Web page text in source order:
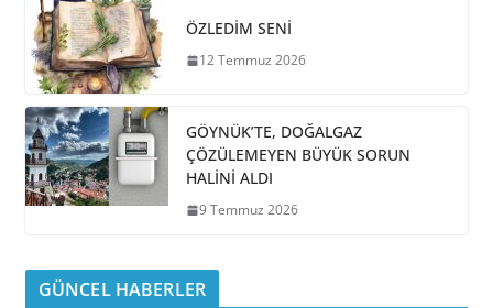
ÖZLEDİM SENİ
12 Temmuz 2026
GÖYNÜK’TE, DOĞALGAZ
ÇÖZÜLEMEYEN BÜYÜK SORUN
HALİNİ ALDI
9 Temmuz 2026
GÜNCEL HABERLER